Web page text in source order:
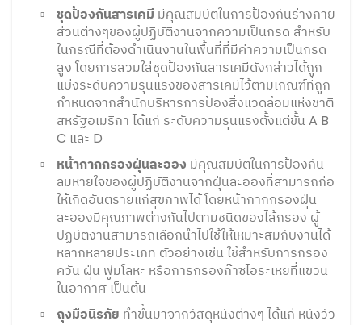
ชุดป้องกันสารเคมี มีคุณสมบัติในการป้องกันร่างกาย
ส่วนต่างๆของผู้ปฏิบัติงานจากความเป็นกรด สำหรับ
ในกรณีที่ต้องดำเนินงานในพื้นที่ที่มีค่าความเป็นกรด
สูง โดยการสวมใส่ชุดป้องกันสารเคมีดังกล่าวได้ถูก
แบ่งระดับความรุนแรงของสารเคมีไว้ตามเกณฑ์ที่ถูก
กำหนดจากสำนักบริหารการป้องสิ่งแวดล้อมแห่งชาติ
สหรัฐอเมริกา ได้แก่ ระดับความรุนแรงตั้งแต่ขั้น A B
C และ D
หน้ากากกรองฝุ่นละออง มีคุณสมบัติในการป้องกัน
ลมหายใจของผู้ปฏิบัติงานจากฝุ่นละอองที่สามารถก่อ
ให้เกิดอันตรายแก่สุขภาพได้ โดยหน้ากากกรองฝุ่น
ละอองมีคุณภาพต่างกันไปตามชนิดของไส้กรอง ผู้
ปฏิบัติงานสามารถเลือกนำไปใช้ให้เหมาะสมกับงานได้
หลากหลายประเภท ตัวอย่างเช่น ใช้สำหรับการกรอง
ควัน ฝุ่น ฟูมโลหะ หรือการกรองก๊าซไอระเหยที่แขวน
ในอากาศ เป็นต้น
ถุงมือนิรภัย ทำขึ้นมาจากวัสดุหนังต่างๆ ได้แก่ หนังวัว